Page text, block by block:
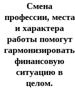
Смена
профессии, места
и характера
работы помогут
гармонизировать
финансовую
ситуацию в
целом.